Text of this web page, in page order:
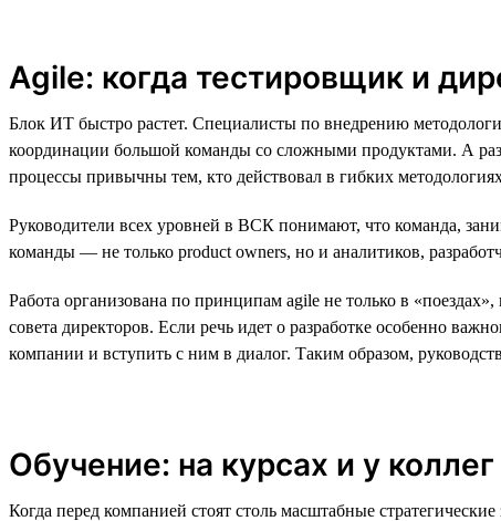
Agile: когда тестировщик и
Блок ИТ быстро растет. Специалисты по внедрению
координации большой команды со сложными продуктами. А
процессы привычны тем, кто действовал в гибких
Руководители всех уровней в ВСК понимают, что команда,
команды — не только product owners, но и аналитиков,
Работа организована по принципам agile не только в
совета директоров. Если речь идет о разработке особенно
компании и вступить с ним в диалог. Таким образом,
Обучение: на курсах и у коллег
Когда перед компанией стоят столь масштабные